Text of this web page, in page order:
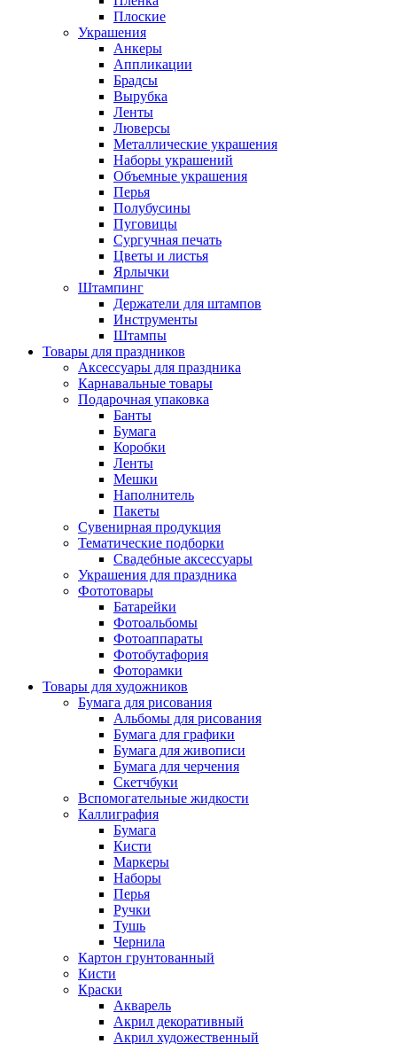
Плоские
Украшения
Анкеры
Аппликации
Брадсы
Вырубка
Ленты
Люверсы
Металлические украшения
Наборы украшений
Объемные украшения
Перья
Полубусины
Пуговицы
Сургучная печать
Цветы и листья
Ярлычки
Штампинг
Держатели для штампов
Инструменты
Штампы
Товары для праздников
Аксессуары для праздника
Карнавальные товары
Подарочная упаковка
Банты
Бумага
Коробки
Ленты
Мешки
Наполнитель
Пакеты
Сувенирная продукция
Тематические подборки
Свадебные аксессуары
Украшения для праздника
Фототовары
Батарейки
Фотоальбомы
Фотоаппараты
Фотобутафория
Фоторамки
Товары для художников
Бумага для рисования
Альбомы для рисования
Бумага для графики
Бумага для живописи
Бумага для черчения
Скетчбуки
Вспомогательные жидкости
Каллиграфия
Бумага
Кисти
Маркеры
Наборы
Перья
Ручки
Тушь
Чернила
Картон грунтованный
Кисти
Краски
Акварель
Акрил декоративный
Акрил художественный